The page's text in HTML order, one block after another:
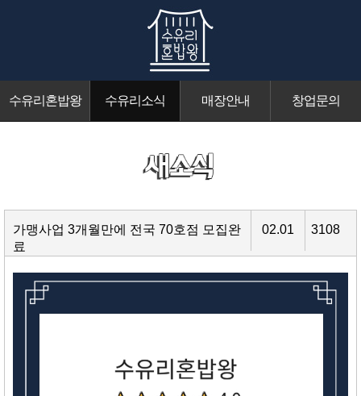
수유리혼밥왕 수유리소식 매장안내 창업문의
가맹사업 3개월만에 전국 70호점 모집완
료
02.01 3108